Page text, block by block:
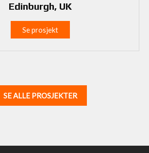
Edinburgh, UK
Se prosjekt
SE ALLE PROSJEKTER